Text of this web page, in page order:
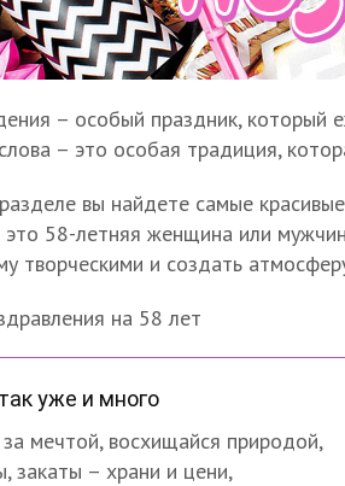
– особый праздник, который
– это особая традиция,
вы найдете самые
это 58-летняя женщина или
творческими и создать
на 58 лет
уже и много
мечтой, восхищайся природой,
закаты – храни и цени,